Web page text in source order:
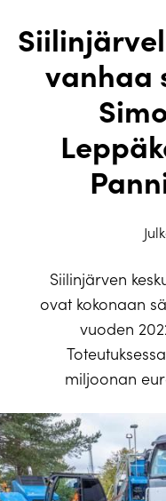
vanhaa
Siilinjärven
ovat kokonaan
vuoden
miljoonan